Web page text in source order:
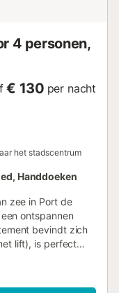
4 personen,
€ 130 per nacht
het stadscentrum
Handdoeken
zee in Port de
ontspannen
bevindt zich
lift), is perfect
en een
Jullie